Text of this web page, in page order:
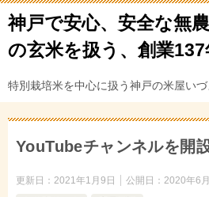
神戸で安心、安全な無
の玄米を扱う、創業
特別栽培米を中心に扱う神戸の米屋い
YouTubeチャンネルを開
更新日： 2021年1月9日 公開日： 2020年6